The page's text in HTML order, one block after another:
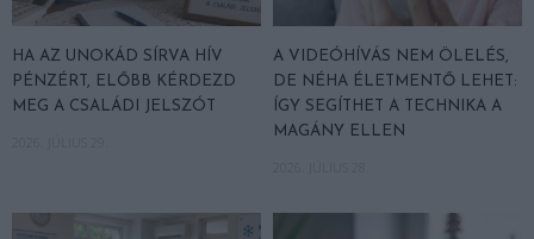
HA AZ UNOKÁD SÍRVA HÍV
PÉNZÉRT, ELŐBB KÉRDEZD
MEG A CSALÁDI JELSZÓT
A VIDEÓHÍVÁS NEM ÖLELÉS,
DE NÉHA ÉLETMENTŐ LEHET:
ÍGY SEGÍTHET A TECHNIKA A
MAGÁNY ELLEN